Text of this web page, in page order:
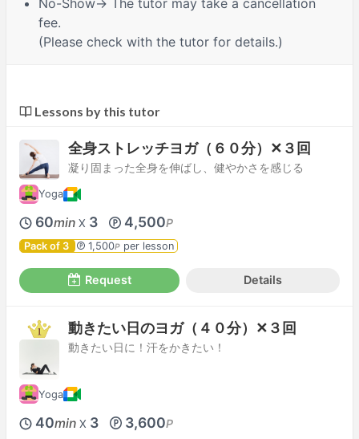
fee.
(Please check with the tutor for details.)
Lessons by this tutor
全身ストレッチヨガ（６０分）✕３回
凝り固まった全身を伸ばし、健やかさを感じる
Yoga
60min X 3 4,500P
Pack of 3 1,500P per lesson
Request Details
動きたい日のヨガ（４０分）✕３回
動きたい日に！汗をかきたい！
Yoga
40min X 3 3,600P